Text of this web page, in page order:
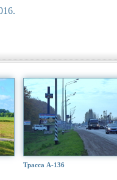
Трасса А-136